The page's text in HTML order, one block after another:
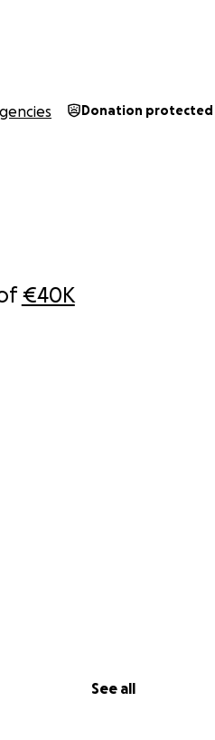
€40K
See all
Donation protected